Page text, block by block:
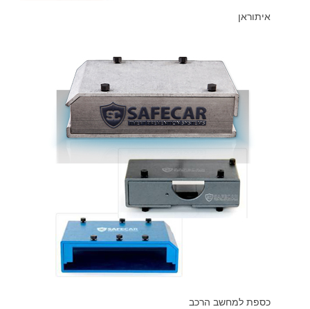
איתוראן
כספת למחשב הרכב